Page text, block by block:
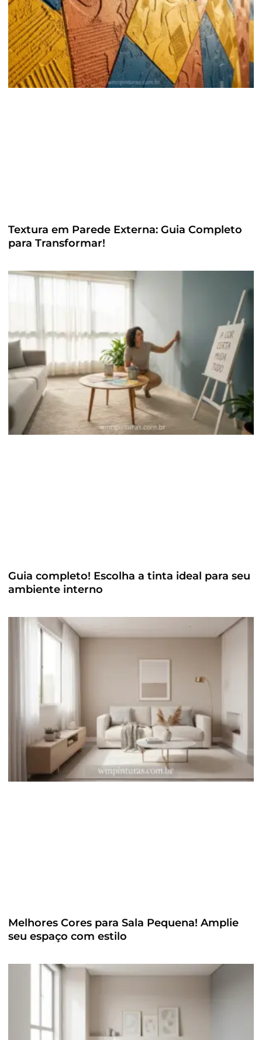
Textura em Parede Externa: Guia Completo
para Transformar!
Guia completo! Escolha a tinta ideal para seu
ambiente interno
Melhores Cores para Sala Pequena! Amplie
seu espaço com estilo